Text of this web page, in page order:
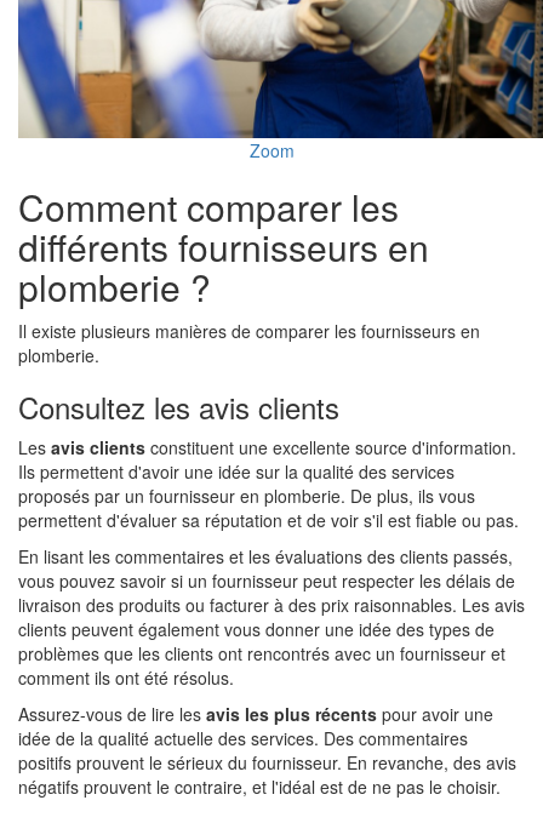
Zoom
Comment comparer les
différents fournisseurs en
plomberie ?
Il existe plusieurs manières de comparer les fournisseurs en
plomberie.
Consultez les avis clients
Les avis clients constituent une excellente source d'information.
Ils permettent d'avoir une idée sur la qualité des services
proposés par un fournisseur en plomberie. De plus, ils vous
permettent d'évaluer sa réputation et de voir s'il est fiable ou pas.
En lisant les commentaires et les évaluations des clients passés,
vous pouvez savoir si un fournisseur peut respecter les délais de
livraison des produits ou facturer à des prix raisonnables. Les avis
clients peuvent également vous donner une idée des types de
problèmes que les clients ont rencontrés avec un fournisseur et
comment ils ont été résolus.
Assurez-vous de lire les avis les plus récents pour avoir une
idée de la qualité actuelle des services. Des commentaires
positifs prouvent le sérieux du fournisseur. En revanche, des avis
négatifs prouvent le contraire, et l'idéal est de ne pas le choisir.